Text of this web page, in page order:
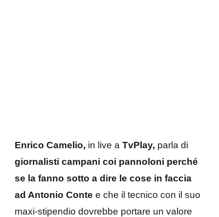
Enrico Camelio, in live a TvPlay, parla di
giornalisti campani coi pannoloni perché
se la fanno sotto a dire le cose in faccia
ad Antonio Conte e che il tecnico con il suo
maxi-stipendio dovrebbe portare un valore